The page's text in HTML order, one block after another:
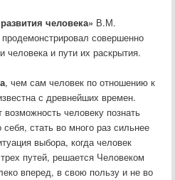
человека» В.М.
совершенно
человека и пути их раскрытия.
, чем сам человек по отношению к
с древнейших времен.
человеку познать
стать во много раз сильнее
выбора, когда человек
путей, решается Человеком
вперед, в свою пользу и не во